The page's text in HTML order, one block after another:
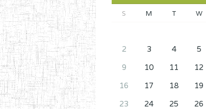
S M T W
2
3 4 5
9
10 11 12
16
17 18 19
23
24 25 26